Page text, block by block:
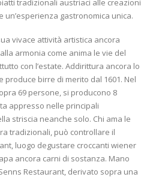
tradizionali austriaci alle creazioni
gastronomica unica.
vivace attività artistica ancora
armonia come anima le vie del
con l’estate. Addirittura ancora lo
produce birre di merito dal 1601. Nel
69 persone, si producono 8
appresso nelle principali
striscia neanche solo. Chi ama le
tradizionali, può controllare il
luogo degustare croccanti wiener
ancora carni di sostanza. Mano
Restaurant, derivato sopra una